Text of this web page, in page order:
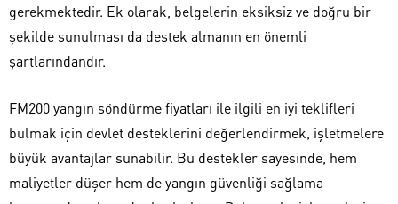
gerekmektedir. Ek olarak, belgelerin eksiksiz ve doğru bir
şekilde sunulması da destek almanın en önemli
şartlarındandır.
FM200 yangın söndürme fiyatları ile ilgili en iyi teklifleri
bulmak için devlet desteklerini değerlendirmek, işletmelere
büyük avantajlar sunabilir. Bu destekler sayesinde, hem
maliyetler düşer hem de yangın güvenliği sağlama